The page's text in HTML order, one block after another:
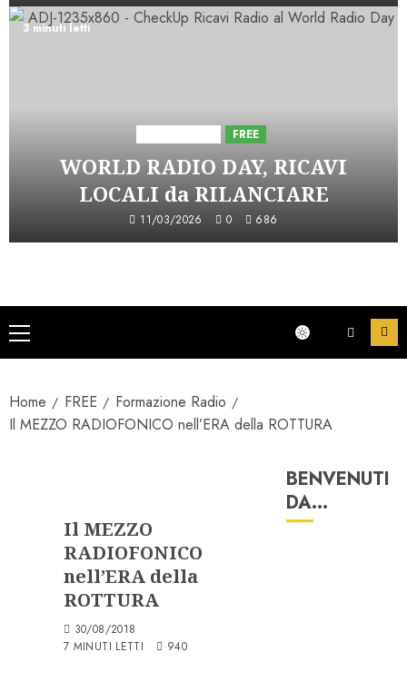
3 minuti letti
FREE
WORLD RADIO DAY, RICAVI
LOCALI da RILANCIARE
11/03/2026 0 686
Menu
principale
Home FREE
Formazione Radio
Il MEZZO RADIOFONICO nell’ERA della ROTTURA
Il MEZZO
RADIOFONICO
nell’ERA della
ROTTURA
30/08/2018
7 MINUTI LETTI
940
BENVENUTI
DA…